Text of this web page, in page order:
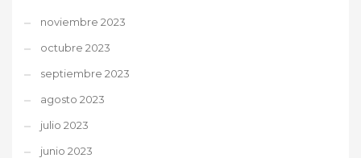
noviembre 2023
octubre 2023
septiembre 2023
agosto 2023
julio 2023
junio 2023